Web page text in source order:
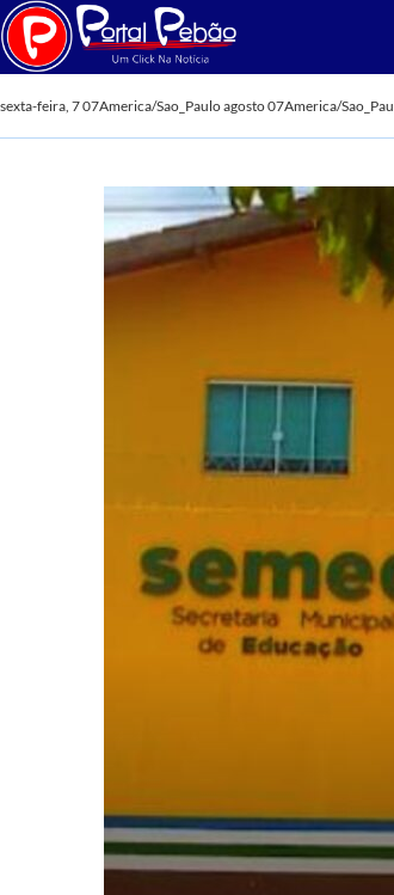
sexta-feira, 7 07America/Sao_Paulo agosto 07America/
Acidentes deixam dois mortos em